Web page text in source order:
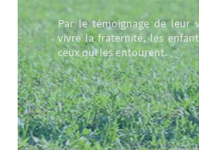
Par le témoignage de leur
vivre la fraternité, les
ceux qui les entourent.